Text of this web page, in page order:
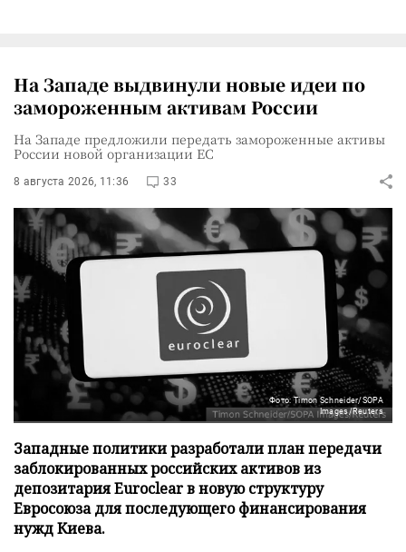
На Западе выдвинули новые идеи по
замороженным активам России
На Западе предложили передать замороженные активы
России новой организации ЕС
8 августа 2026, 11:36 33
Фото: Timon Schneider/SOPA
Images/Reuters
Западные политики разработали план передачи
заблокированных российских активов из
депозитария Euroclear в новую структуру
Евросоюза для последующего финансирования
нужд Киева.